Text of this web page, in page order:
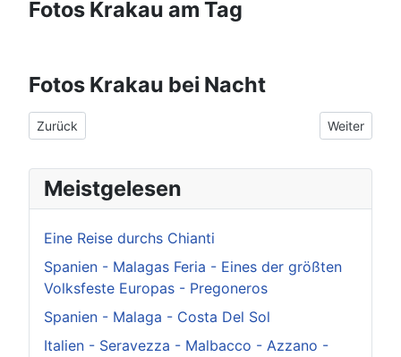
Fotos Krakau am Tag
Fotos Krakau bei Nacht
Vorheriger Beitrag: Verkehr & Autofahren: Strafzettel
Zurück Nächster
Weiter
Meistgelesen
Eine Reise durchs Chianti
Spanien - Malagas Feria - Eines der größten
Volksfeste Europas - Pregoneros
Spanien - Malaga - Costa Del Sol
Italien - Seravezza - Malbacco - Azzano -